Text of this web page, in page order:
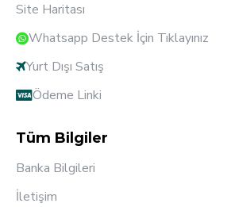
Site Haritası
Whatsapp Destek İçin Tıklayınız
Yurt Dışı Satış
Ödeme Linki
Tüm Bilgiler
Banka Bilgileri
İletişim